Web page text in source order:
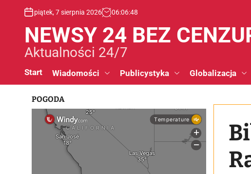
piątek, 7 sierpnia 2026 06:06:49
NEWSY 24 BEZ
Aktualności 24/7
Start Wiadomości Publicystyka Globalizacja
POGODA